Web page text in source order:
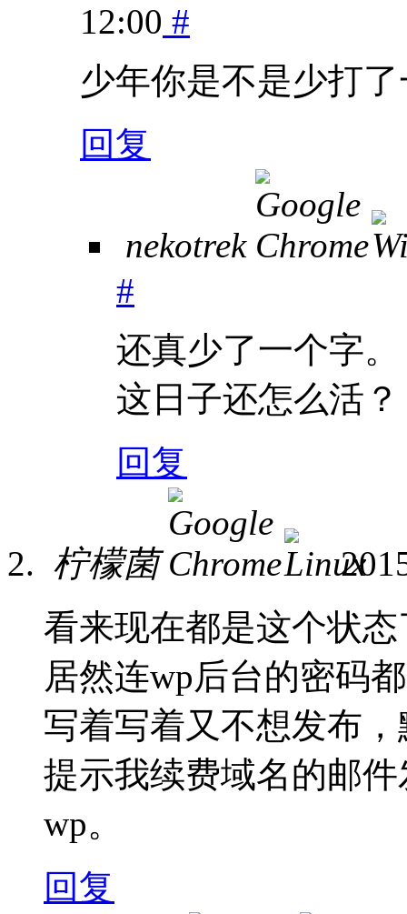
12:00 #
少年你是不是少打
回复
nekotrek
#
还真少了一个字。
这日子还怎么活
回复
柠檬菌
看来现在都是这个状
居然连wp后台的密码
写着写着又不想发布
提示我续费域名的邮
wp。
回复